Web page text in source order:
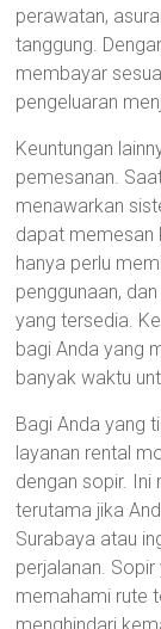
perawatan,
tanggung.
membayar
pengeluaran
Keuntungan
pemesanan.
menawarkan
dapat memesan
hanya perlu
penggunaan,
yang tersedia.
bagi Anda yang
banyak waktu
Bagi Anda yang
layanan rental
dengan sopir. Ini
terutama jika
Surabaya atau
perjalanan.
memahami rute